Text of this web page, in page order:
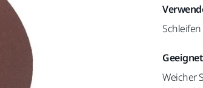
Schleifen
Weicher